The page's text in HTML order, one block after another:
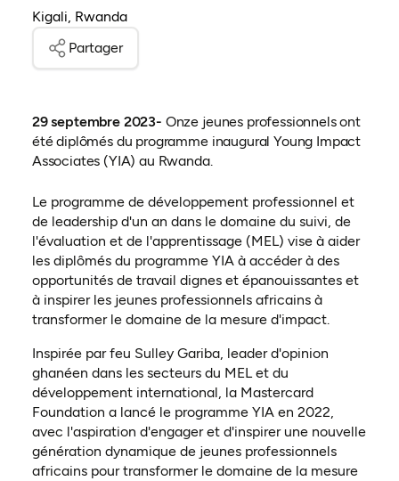
Kigali, Rwanda
Partager
29 septembre 2023- Onze jeunes professionnels ont
été diplômés du programme inaugural Young Impact
Associates (YIA) au Rwanda.
Le programme de développement professionnel et
de leadership d'un an dans le domaine du suivi, de
l'évaluation et de l'apprentissage (MEL) vise à aider
les diplômés du programme YIA à accéder à des
opportunités de travail dignes et épanouissantes et
à inspirer les jeunes professionnels africains à
transformer le domaine de la mesure d'impact.
Inspirée par feu Sulley Gariba, leader d'opinion
ghanéen dans les secteurs du MEL et du
développement international, la Mastercard
Foundation a lancé le programme YIA en 2022,
avec l'aspiration d'engager et d'inspirer une nouvelle
génération dynamique de jeunes professionnels
africains pour transformer le domaine de la mesure